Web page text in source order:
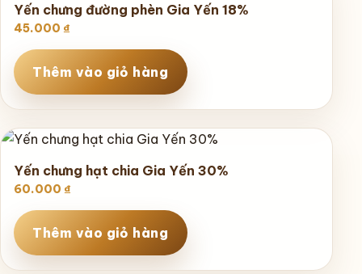
Yến chưng đường phèn Gia Yến 18%
45.000 ₫
Thêm vào giỏ hàng
Yến chưng hạt chia Gia Yến 30%
60.000 ₫
Thêm vào giỏ hàng